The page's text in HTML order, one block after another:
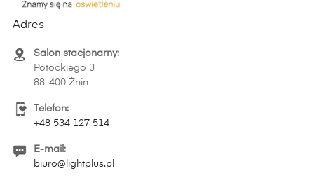
Adres
Salon stacjonarny:
Potockiego 3
88-400 Żnin
Telefon:
+48 534 127 514
E-mail:
biuro@lightplus.pl